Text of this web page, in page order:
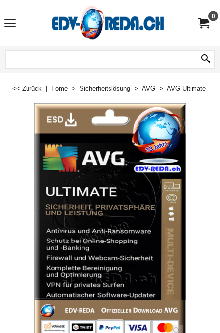
0
<< Zurück Home > Sicherheitslösung > AVG > AVG Ultimate